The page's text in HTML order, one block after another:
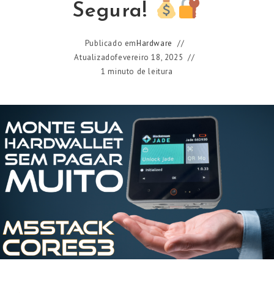
Segura!
Publicado emHardware
Atualizadofevereiro 18, 2025
1 minuto de leitura